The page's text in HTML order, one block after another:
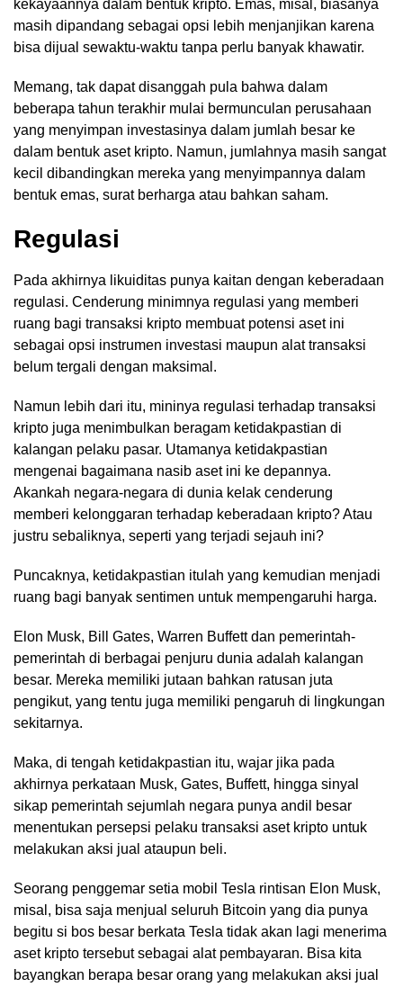
kekayaannya dalam bentuk kripto. Emas, misal, biasanya
masih dipandang sebagai opsi lebih menjanjikan karena
bisa dijual sewaktu-waktu tanpa perlu banyak khawatir.
Memang, tak dapat disanggah pula bahwa dalam
beberapa tahun terakhir mulai bermunculan perusahaan
yang menyimpan investasinya dalam jumlah besar ke
dalam bentuk aset kripto. Namun, jumlahnya masih sangat
kecil dibandingkan mereka yang menyimpannya dalam
bentuk emas, surat berharga atau bahkan saham.
Regulasi
Pada akhirnya likuiditas punya kaitan dengan keberadaan
regulasi. Cenderung minimnya regulasi yang memberi
ruang bagi transaksi kripto membuat potensi aset ini
sebagai opsi instrumen investasi maupun alat transaksi
belum tergali dengan maksimal.
Namun lebih dari itu, mininya regulasi terhadap transaksi
kripto juga menimbulkan beragam ketidakpastian di
kalangan pelaku pasar. Utamanya ketidakpastian
mengenai bagaimana nasib aset ini ke depannya.
Akankah negara-negara di dunia kelak cenderung
memberi kelonggaran terhadap keberadaan kripto? Atau
justru sebaliknya, seperti yang terjadi sejauh ini?
Puncaknya, ketidakpastian itulah yang kemudian menjadi
ruang bagi banyak sentimen untuk mempengaruhi harga.
Elon Musk, Bill Gates, Warren Buffett dan pemerintah-
pemerintah di berbagai penjuru dunia adalah kalangan
besar. Mereka memiliki jutaan bahkan ratusan juta
pengikut, yang tentu juga memiliki pengaruh di lingkungan
sekitarnya.
Maka, di tengah ketidakpastian itu, wajar jika pada
akhirnya perkataan Musk, Gates, Buffett, hingga sinyal
sikap pemerintah sejumlah negara punya andil besar
menentukan persepsi pelaku transaksi aset kripto untuk
melakukan aksi jual ataupun beli.
Seorang penggemar setia mobil Tesla rintisan Elon Musk,
misal, bisa saja menjual seluruh Bitcoin yang dia punya
begitu si bos besar berkata Tesla tidak akan lagi menerima
aset kripto tersebut sebagai alat pembayaran. Bisa kita
bayangkan berapa besar orang yang melakukan aksi jual